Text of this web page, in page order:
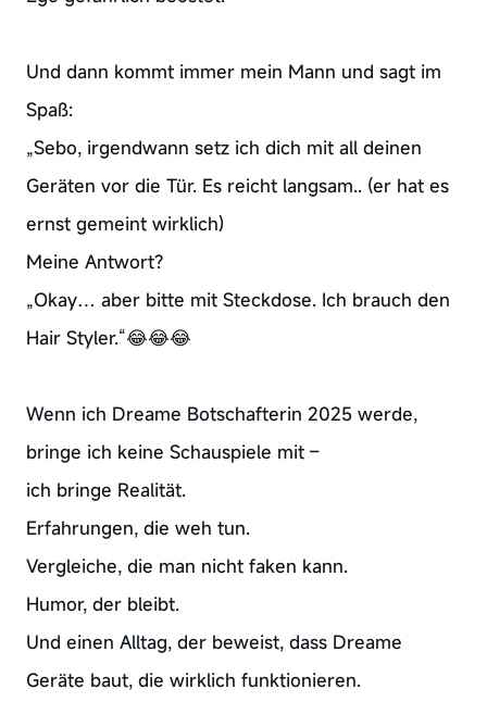
Und dann kommt immer mein Mann und sagt im
Spaß:
„Sebo, irgendwann setz ich dich mit all deinen
Geräten vor die Tür. Es reicht langsam.. (er hat es
ernst gemeint wirklich)
Meine Antwort?
„Okay… aber bitte mit Steckdose. Ich brauch den
Hair Styler.“😂😂😂
Wenn ich Dreame Botschafterin 2025 werde,
bringe ich keine Schauspiele mit –
ich bringe Realität.
Erfahrungen, die weh tun.
Vergleiche, die man nicht faken kann.
Humor, der bleibt.
Und einen Alltag, der beweist, dass Dreame
Geräte baut, die wirklich funktionieren.